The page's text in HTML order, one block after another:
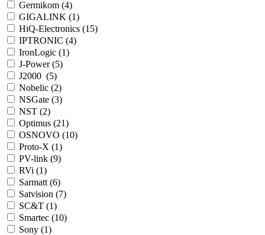
Germikom (4)
GIGALINK (1)
HiQ-Electronics (15)
IPTRONIC (4)
IronLogic (1)
J-Power (5)
J2000 (5)
Nobelic (2)
NSGate (3)
NST (2)
Optimus (21)
OSNOVO (10)
Proto-X (1)
PV-link (9)
RVi (1)
Sarmatt (6)
Satvision (7)
SC&T (1)
Smartec (10)
Sony (1)